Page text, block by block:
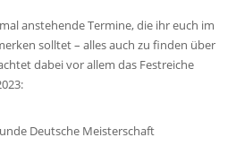
anstehende Termine, die ihr euch im
solltet – alles auch zu finden über
dabei vor allem das Festreiche
Deutsche Meisterschaft